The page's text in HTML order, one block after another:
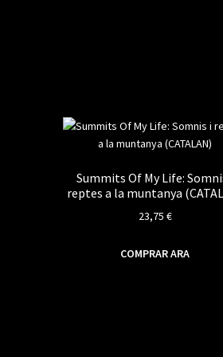
Summits Of My Life:
reptes a la muntanya
23,75 €
COMPRAR ARA